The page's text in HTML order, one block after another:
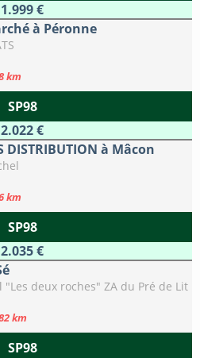
1.999 €
à Péronne
km
SP98
2.022 €
DISTRIBUTION à Mâcon
km
SP98
2.035 €
"Les deux roches" ZA du Pré de Lit
km
SP98